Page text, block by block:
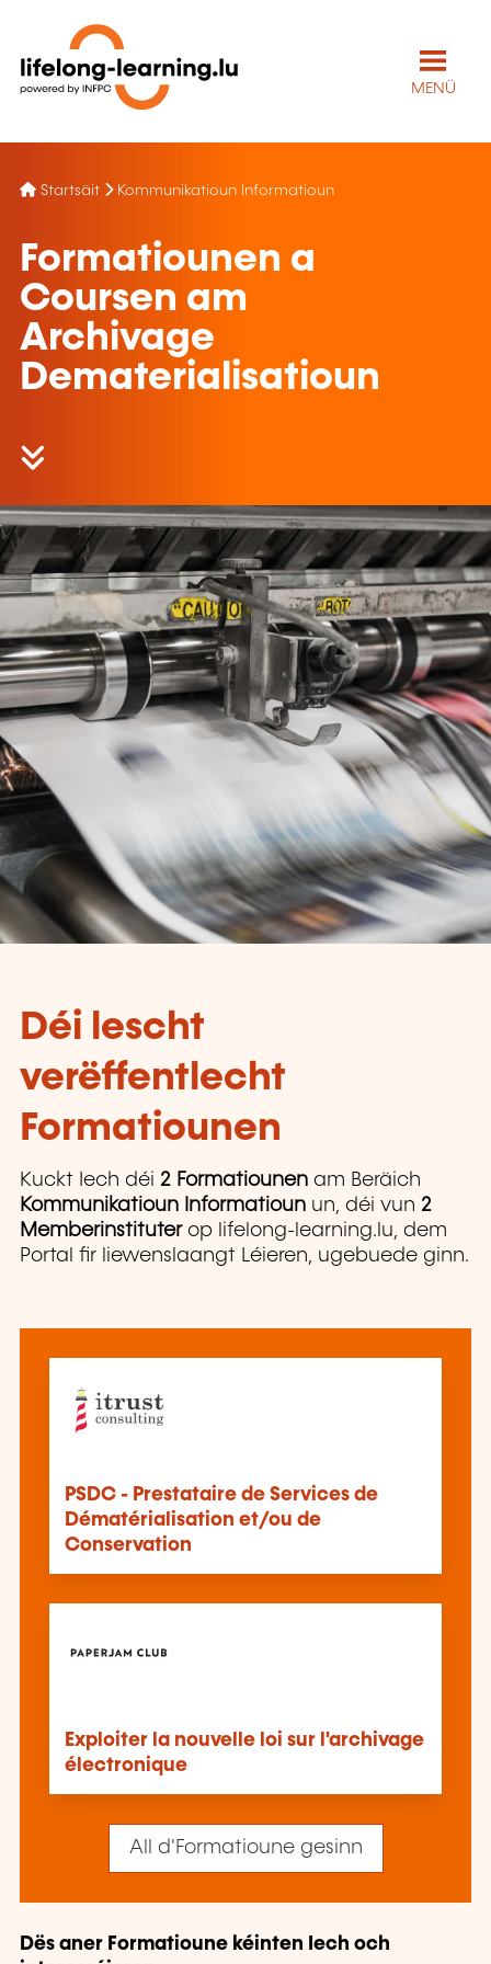
MENÜ
Startsäit Kommunikatioun Informatioun
Formatiounen a
Coursen am
Archivage
Dematerialisatioun
Déi lescht
verëffentlecht
Formatiounen
Kuckt Iech déi 2 Formatiounen am Beräich
Kommunikatioun Informatioun un, déi vun 2
Memberinstituter op lifelong-learning.lu, dem
Portal fir liewenslaangt Léieren, ugebuede ginn.
PSDC - Prestataire de Services de
Dématérialisation et/ou de
Conservation
Exploiter la nouvelle loi sur l'archivage
électronique
All d'Formatioune gesinn
Dës aner Formatioune kéinten Iech och